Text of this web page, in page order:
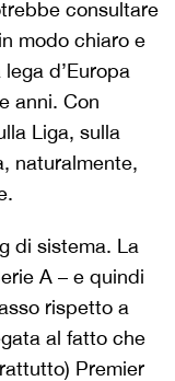
consultare
modo chiaro e
d’Europa
anni. Con
Liga, sulla
naturalmente,
di sistema. La
A – e quindi
rispetto a
al fatto che
Premier